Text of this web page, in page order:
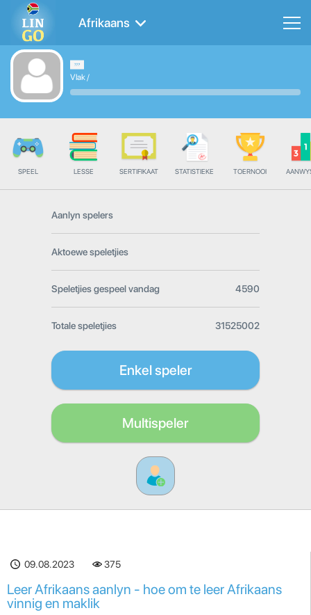
Afrikaans
Vlak/
SPEEL LESSE SERTIFIKAAT STATISTIEKE TOERNOOI
Aanlyn spelers
Aktoewe speletjies
Speletjies gespeel vandag 4590
Totale speletjies 31525002
Enkel speler
Multispeler
09.08.2023 375
Leer Afrikaans aanlyn - hoe om te leer Afrikaans
vinnig en maklik